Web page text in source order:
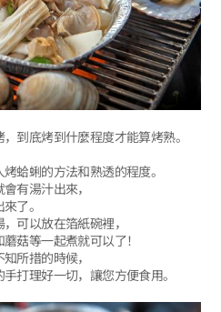
到底烤到什麼程度才能算烤熟。
蛤蜊的方法和熟透的程度。
有湯汁出來，
了。
可以放在箔紙碗裡，
菇等一起煮就可以了！
所措的時候，
打理好一切，讓您方便食用。